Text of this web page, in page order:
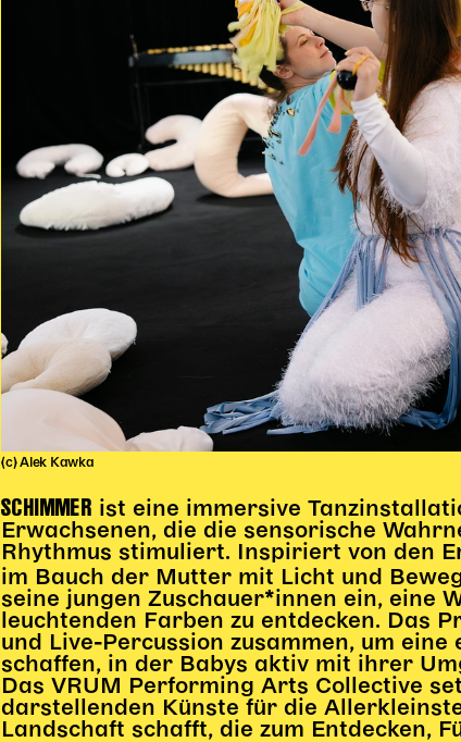
(c) Alek Kawka
SCHIMMER ist eine immersive
Erwachsenen, die die sensorische
Rhythmus stimuliert. Inspiriert von den
im Bauch der Mutter mit Licht und
seine jungen Zuschauer*innen ein, eine
leuchtenden Farben zu entdecken. Das
und Live-Percussion zusammen, um
schaffen, in der Babys aktiv mit ihrer
Das VRUM Performing Arts Collective
darstellenden Künste für die
Landschaft schafft, die zum Entdecken,